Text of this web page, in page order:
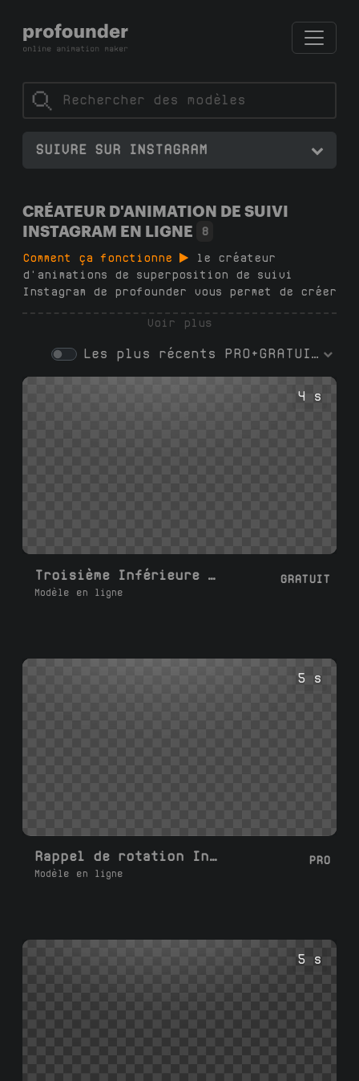
SUIVRE SUR INSTAGRAM
CRÉATEUR D'ANIMATION DE SUIVI
INSTAGRAM EN LIGNE
8
Comment ça fonctionne
le créateur
d'animations de superposition de suivi
Instagram de profounder vous permet de créer
minutes — pas d'abonnements, pas de
requise. Choisissez un modèle dans notre
générateur, personnalisez le texte et les
couleurs, et téléchargez votre animation
Voir plus
Les plus récents PRO+GRATUIT
4 s
Troisième Inférieure Réseaux Sociaux G
Modèle en ligne
GRATUIT
5 s
Rappel de rotation Instagram
Modèle en ligne
PRO
5 s